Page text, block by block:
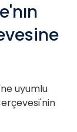
uyumlu